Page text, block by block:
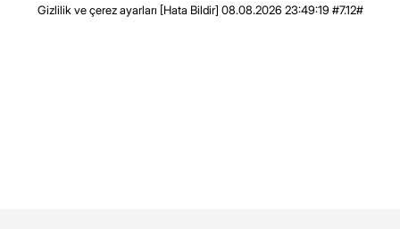
Gizlilik ve çerez ayarları [Hata Bildir] 08.08.2026 23:49:19 #7.12#